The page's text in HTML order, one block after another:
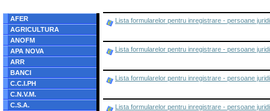
AFER
AGRICULTURA
ANOFM
APA NOVA
ARR
BANCI
C.C.I.PH
C.N.V.M.
C.S.A.
Lista formularelor pentru inregistrare - persoane
Lista formularelor pentru inregistrare - persoane
Lista formularelor pentru inregistrare - persoane
Lista formularelor pentru inregistrare - persoane